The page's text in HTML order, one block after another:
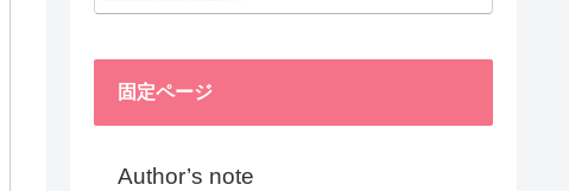
固定ページ
Author’s note